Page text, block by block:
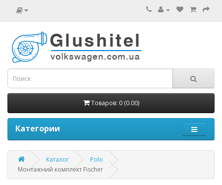
Товаров: 0 (0.00)
Категории
Каталог
Polo
Монтажний комплект Fischer